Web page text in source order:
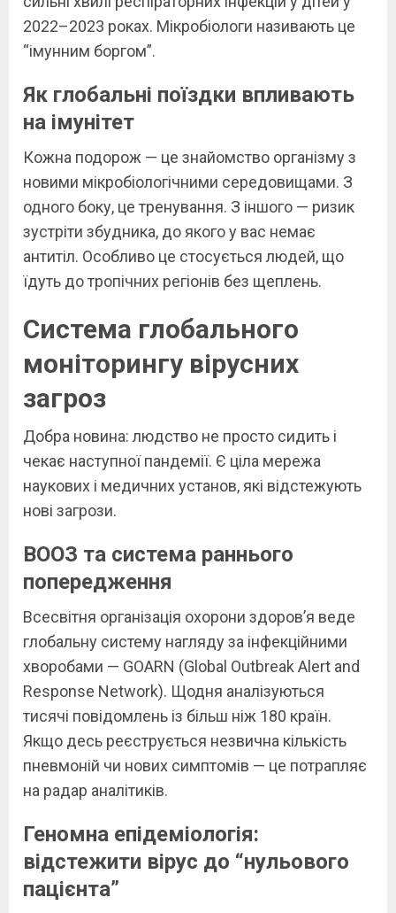
2022–2023 роках. Мікробіологи називають це
“імунним боргом”.
Як глобальні поїздки впливають
на імунітет
Кожна подорож — це знайомство організму з
новими мікробіологічними середовищами. З
одного боку, це тренування. З іншого — ризик
зустріти збудника, до якого у вас немає
антитіл. Особливо це стосується людей, що
їдуть до тропічних регіонів без щеплень.
Система глобального
моніторингу вірусних
загроз
Добра новина: людство не просто сидить і
чекає наступної пандемії. Є ціла мережа
наукових і медичних установ, які відстежують
нові загрози.
ВООЗ та система раннього
попередження
Всесвітня організація охорони здоров’я веде
глобальну систему нагляду за інфекційними
хворобами — GOARN (Global Outbreak Alert and
Response Network). Щодня аналізуються
тисячі повідомлень із більш ніж 180 країн.
Якщо десь реєструється незвична кількість
пневмоній чи нових симптомів — це потрапляє
на радар аналітиків.
Геномна епідеміологія:
відстежити вірус до “нульового
пацієнта”